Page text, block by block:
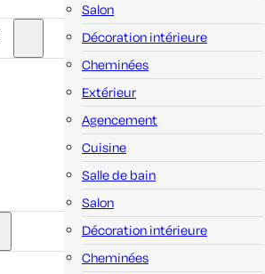
Salon
Décoration intérieure
Cheminées
Extérieur
Agencement
Cuisine
Salle de bain
Salon
Décoration intérieure
Cheminées